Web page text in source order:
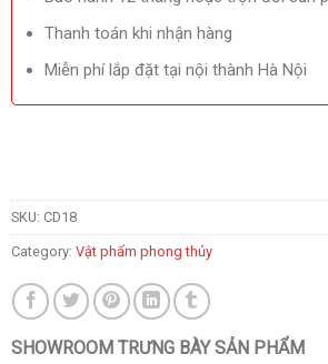
Thanh toán khi nhận hàng
Miễn phí lắp đặt tại nội thành Hà Nội
SKU: CD18
Category: Vật phẩm phong thủy
SHOWROOM TRƯNG BÀY SẢN PHẨM